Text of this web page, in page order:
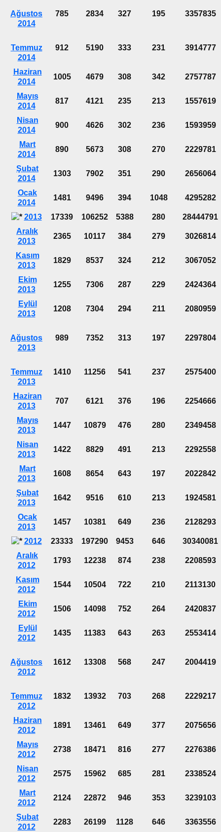
Ağustos
2014
785 2834 327 195 3357835
Temmuz
2014
912 5190 333 231 3914777
Haziran
2014
1005 4679 308 342 2757787
Mayıs
2014
817 4121 235 213 1557619
Nisan
2014
900 4626 302 236 1593959
Mart
2014
890 5673 308 270 2229781
Şubat
2014
1303 7902 351 290 2656064
Ocak
2014
1481 9496 394 1048 4295282
2013 17339 106252 5388 280
28444791
Aralık
2013
2365 10117 384 279 3026814
Kasım
2013
1829 8537 324 212 3067052
Ekim
2013
1255 7306 287 229 2424364
Eylül
2013
1208 7304 294 211 2080959
Ağustos
2013
989 7352 313 197 2297804
Temmuz
2013
1410 11256 541 237 2575400
Haziran
2013
707 6121 376 196 2254666
Mayıs
2013
1447 10879 476 280 2349458
Nisan
2013
1422 8829 491 213 2292558
Mart
2013
1608 8654 643 197 2022842
Şubat
2013
1642 9516 610 213 1924581
Ocak
2013
1457 10381 649 236 2128293
2012 23333 197290 9453 646
30340081
Aralık
2012
1793 12238 874 238 2208593
Kasım
2012
1544 10504 722 210 2113130
Ekim
2012
1506 14098 752 264 2420837
Eylül
2012
1435 11383 643 263 2553414
Ağustos
2012
1612 13308 568 247 2004419
Temmuz
2012
1832 13932 703 268 2229217
Haziran
2012
1891 13461 649 377 2075656
Mayıs
2012
2738 18471 816 277 2276386
Nisan
2012
2575 15962 685 281 2338524
Mart
2012
2124 22872 946 353 3239103
Şubat
2012
2283 26199 1128 646 3363556